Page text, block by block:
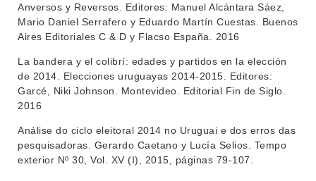
INSTITUCIONAL
DEPARTAMENTOS
INVESTIGACIÓN
BEDELÍA
EVA FCS
OFERTA DE GRADO
POSGRADOS
Anversos y Reversos. Editores: Manuel Alcántara Sáez,
Mario Daniel Serrafero y Eduardo Martín Cuestas. Buenos
Aires Editoriales C & D y Flacso España. 2016
La bandera y el colibrí: edades y partidos en la elección
de 2014. Elecciones uruguayas 2014-2015. Editores:
Garcé, Niki Johnson. Montevideo. Editorial Fin de Siglo.
2016
Análise do ciclo eleitoral 2014 no Uruguai e dos erros das
pesquisadoras. Gerardo Caetano y Lucía Selios. Tempo
exterior Nº 30, Vol. XV (I), 2015, páginas 79-107.